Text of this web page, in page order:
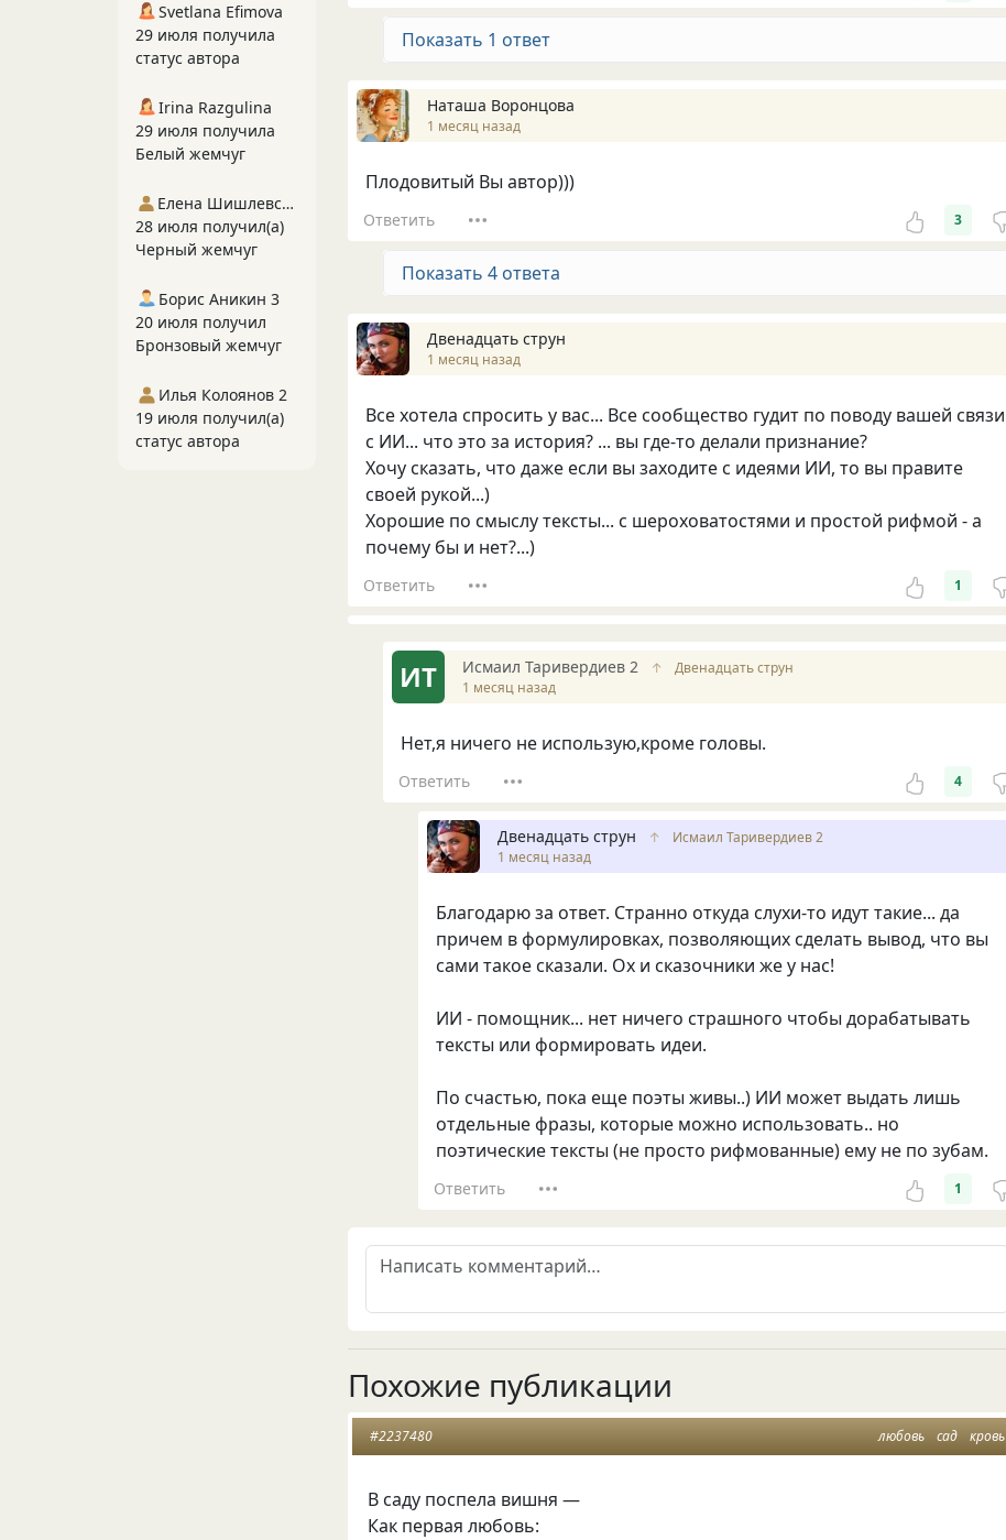
Показать 1 ответ
Наташа Воронцова
1 месяц назад
Плодовитый Вы автор)))
Ответить 3
Показать 4 ответа
Двенадцать струн
1 месяц назад
Все хотела спросить у вас... Все сообщество гудит по поводу вашей связи
с ИИ... что это за история? ... вы где-то делали признание?
Хочу сказать, что даже если вы заходите с идеями ИИ, то вы правите
своей рукой...)
Хорошие по смыслу тексты... с шероховатостями и простой рифмой - а
почему бы и нет?...)
Ответить 1
ИТ Исмаил Таривердиев 2 ↑
Двенадцать струн
1 месяц назад
Нет,я ничего не использую,кроме головы.
Ответить 4
Двенадцать струн ↑
Исмаил Таривердиев 2
1 месяц назад
Благодарю за ответ. Странно откуда слухи-то идут такие... да
причем в формулировках, позволяющих сделать вывод, что вы
сами такое сказали. Ох и сказочники же у нас!
ИИ - помощник... нет ничего страшного чтобы дорабатывать
тексты или формировать идеи.
По счастью, пока еще поэты живы..) ИИ может выдать лишь
отдельные фразы, которые можно использовать.. но
поэтические тексты (не просто рифмованные) ему не по зубам.
Ответить 1
Похожие публикации
любовь сад кровь
#2237480
В саду поспела вишня —
Как первая любовь:
Svetlana Efimova
29 июля получила
статус автора
Irina Razgulina
29 июля получила
Белый жемчуг
Елена Шишлевская
28 июля получил(а)
Черный жемчуг
Борис Аникин 3
20 июля получил
Бронзовый жемчуг
Илья Колоянов 2
19 июля получил(а)
статус автора